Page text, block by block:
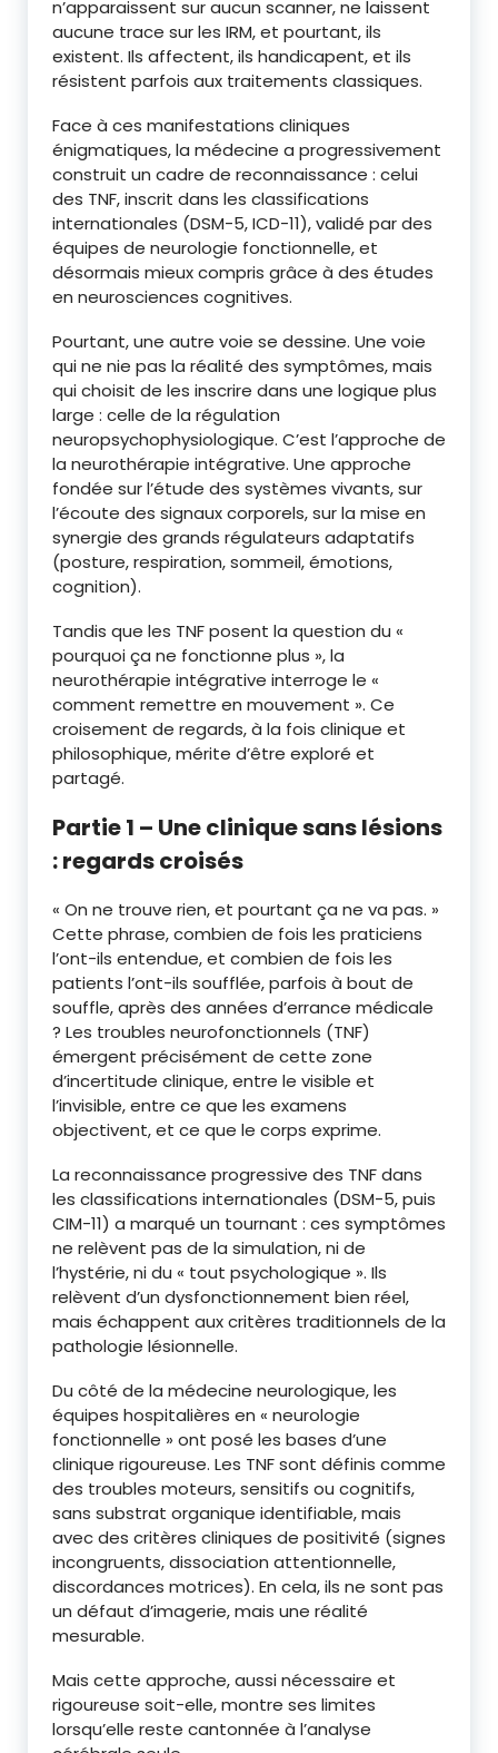
n’apparaissent sur aucun scanner, ne laissent
aucune trace sur les IRM, et pourtant, ils
existent. Ils affectent, ils handicapent, et ils
résistent parfois aux traitements classiques.
Face à ces manifestations cliniques
énigmatiques, la médecine a progressivement
construit un cadre de reconnaissance : celui
des TNF, inscrit dans les classifications
internationales (DSM-5, ICD-11), validé par des
équipes de neurologie fonctionnelle, et
désormais mieux compris grâce à des études
en neurosciences cognitives.
Pourtant, une autre voie se dessine. Une voie
qui ne nie pas la réalité des symptômes, mais
qui choisit de les inscrire dans une logique plus
large : celle de la régulation
neuropsychophysiologique. C’est l’approche de
la neurothérapie intégrative. Une approche
fondée sur l’étude des systèmes vivants, sur
l’écoute des signaux corporels, sur la mise en
synergie des grands régulateurs adaptatifs
(posture, respiration, sommeil, émotions,
cognition).
Tandis que les TNF posent la question du «
pourquoi ça ne fonctionne plus », la
neurothérapie intégrative interroge le «
comment remettre en mouvement ». Ce
croisement de regards, à la fois clinique et
philosophique, mérite d’être exploré et
partagé.
Partie 1 – Une clinique sans lésions
: regards croisés
« On ne trouve rien, et pourtant ça ne va pas. »
Cette phrase, combien de fois les praticiens
l’ont-ils entendue, et combien de fois les
patients l’ont-ils soufflée, parfois à bout de
souffle, après des années d’errance médicale
? Les troubles neurofonctionnels (TNF)
émergent précisément de cette zone
d’incertitude clinique, entre le visible et
l’invisible, entre ce que les examens
objectivent, et ce que le corps exprime.
La reconnaissance progressive des TNF dans
les classifications internationales (DSM-5, puis
CIM-11) a marqué un tournant : ces symptômes
ne relèvent pas de la simulation, ni de
l’hystérie, ni du « tout psychologique ». Ils
relèvent d’un dysfonctionnement bien réel,
mais échappent aux critères traditionnels de la
pathologie lésionnelle.
Du côté de la médecine neurologique, les
équipes hospitalières en « neurologie
fonctionnelle » ont posé les bases d’une
clinique rigoureuse. Les TNF sont définis comme
des troubles moteurs, sensitifs ou cognitifs,
sans substrat organique identifiable, mais
avec des critères cliniques de positivité (signes
incongruents, dissociation attentionnelle,
discordances motrices). En cela, ils ne sont pas
un défaut d’imagerie, mais une réalité
mesurable.
Mais cette approche, aussi nécessaire et
rigoureuse soit-elle, montre ses limites
lorsqu’elle reste cantonnée à l’analyse